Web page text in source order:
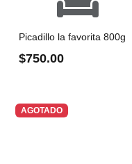
Picadillo la favorita 800g
$750.00
AGOTADO